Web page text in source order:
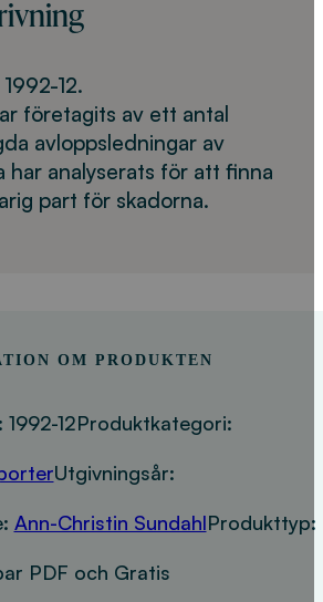
12.
företagits av ett antal
avloppsledningar av
har analyserats för att finna
part för skadorna.
OM PRODUKTEN
1992-12Produktkategori:
Utgivningsår:
Ann-Christin SundahlProdukttyp:
PDF och Gratis